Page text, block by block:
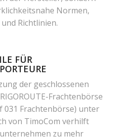
Normen,
Richtlinien.
FÜR
der geschlossenen
Frachtenbörse
031 Frachtenbörse) unter
von TimoCom verhilft
zu mehr